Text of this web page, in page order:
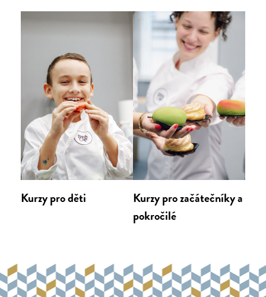
Kurzy pro děti
Kurzy pro začátečníky a
pokročilé